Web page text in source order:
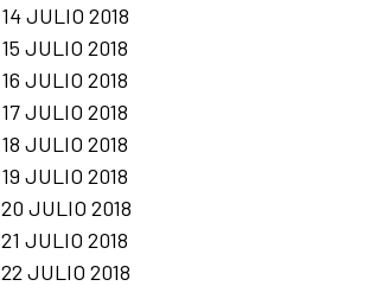
14 JULIO 2018
15 JULIO 2018
16 JULIO 2018
17 JULIO 2018
18 JULIO 2018
19 JULIO 2018
20 JULIO 2018
21 JULIO 2018
22 JULIO 2018